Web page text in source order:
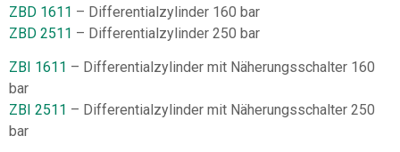
ZBD 1611 – Differentialzylinder 160 bar
ZBD 2511 – Differentialzylinder 250 bar
ZBI 1611 – Differentialzylinder mit Näherungsschalter 160
bar
ZBI 2511 – Differentialzylinder mit Näherungsschalter 250
bar